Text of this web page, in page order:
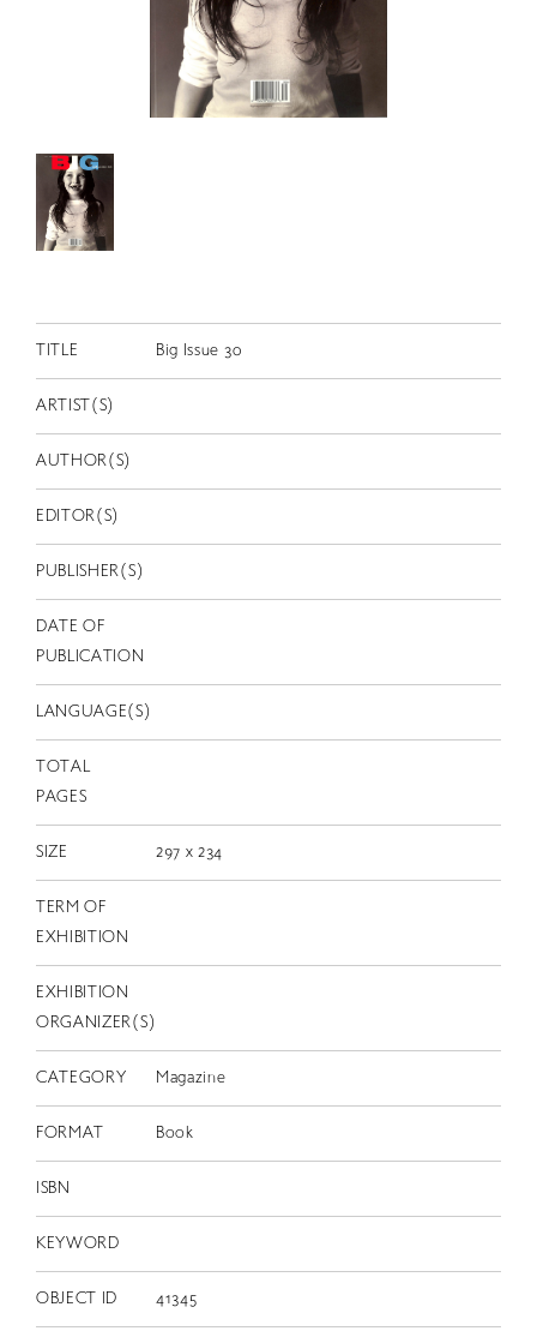
コンサート
出演者
出版物
スカラシップ受賞者
CONTACT
JP
EN
TITLE Big Issue 30
ARTIST(S)
AUTHOR(S)
EDITOR(S)
PUBLISHER(S)
DATE OF
PUBLICATION
LANGUAGE(S)
TOTAL
PAGES
SIZE 297 x 234
TERM OF
EXHIBITION
EXHIBITION
ORGANIZER(S)
CATEGORY Magazine
FORMAT Book
ISBN
KEYWORD
OBJECT ID 41345